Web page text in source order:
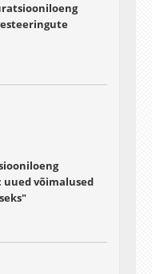
uued võimalused